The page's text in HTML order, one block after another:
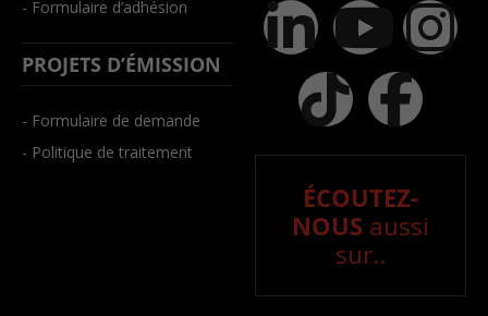
- Formulaire d’adhésion
PROJETS D’ÉMISSION
- Formulaire de demande
- Politique de traitement
ÉCOUTEZ-
NOUS aussi
sur..